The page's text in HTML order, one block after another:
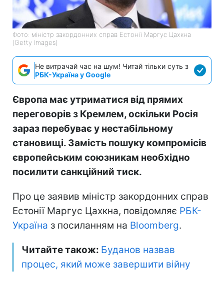
Фото: міністр закордонних справ Естонії Маргус Цахкна
(Getty Images)
Не витрачай час на шум! Читай тільки суть з
РБК-Україна у Google
Європа має утриматися від прямих
переговорів з Кремлем, оскільки Росія
зараз перебуває у нестабільному
становищі. Замість пошуку компромісів
європейським союзникам необхідно
посилити санкційний тиск.
Про це заявив міністр закордонних справ
Естонії Маргус Цахкна, повідомляє РБК-
Україна з посиланням на Bloomberg.
Читайте також: Буданов назвав
процес, який може завершити війну